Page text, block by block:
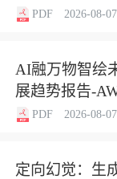
PDF 2026-08-07
AI融万物智绘
展趋势报告-
PDF 2026-08-07
定向幻觉：生